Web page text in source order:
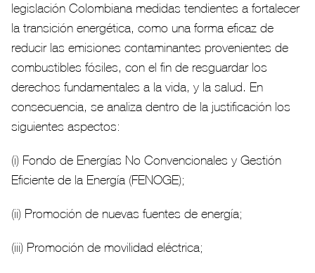
legislación Colombiana medidas tendientes a fortalecer
la transición energética, como una forma eficaz de
reducir las emisiones contaminantes provenientes de
combustibles fósiles, con el fin de resguardar los
derechos fundamentales a la vida, y la salud. En
consecuencia, se analiza dentro de la justificación los
siguientes aspectos:
(i) Fondo de Energías No Convencionales y Gestión
Eficiente de la Energía (FENOGE);
(ii) Promoción de nuevas fuentes de energía;
(iii) Promoción de movilidad eléctrica;